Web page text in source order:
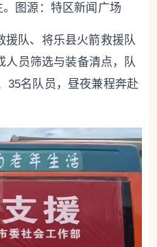
图源：特区新闻广场
援队、将乐县火箭救援队
人员筛选与装备清点，队
35名队员，昼夜兼程奔赴